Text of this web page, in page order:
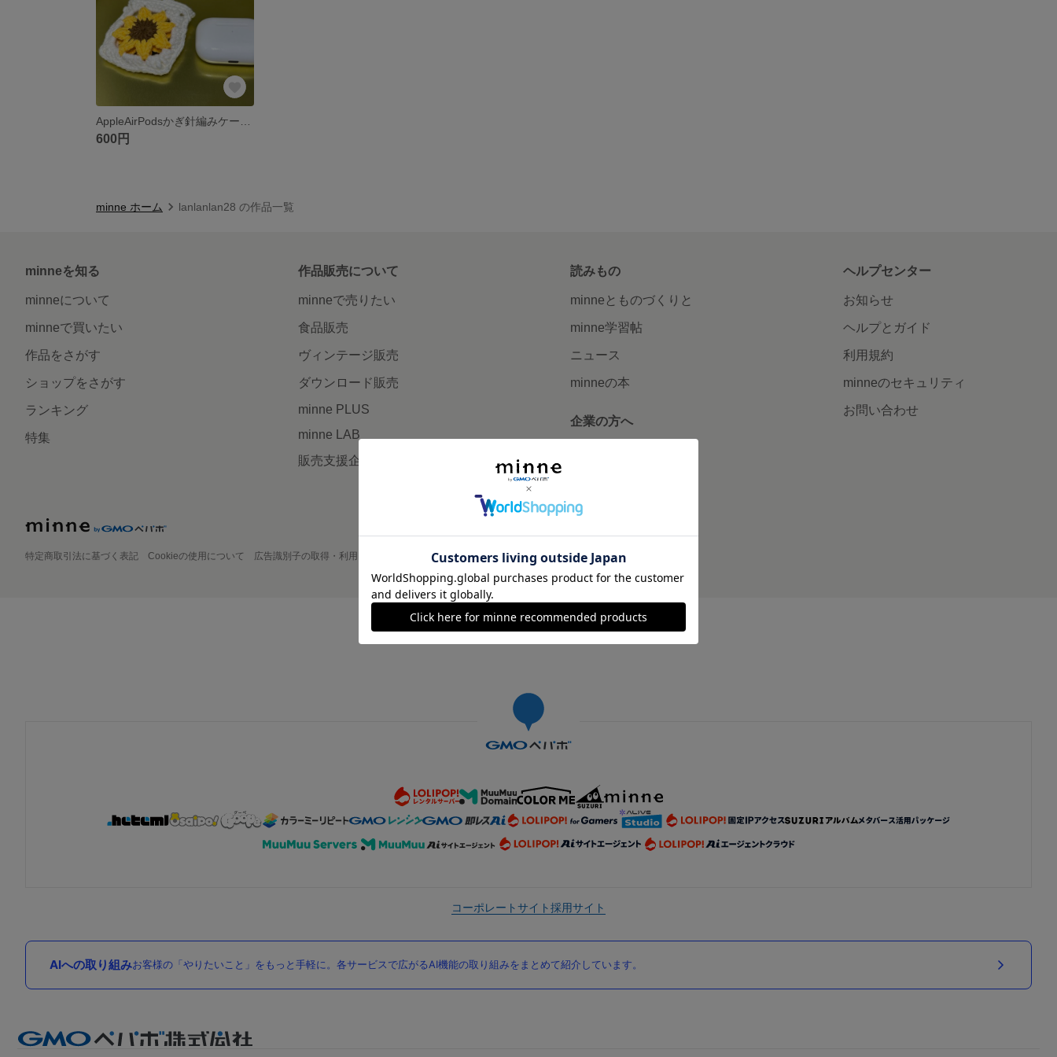
600円
minne ホーム lanlanlan28 の作品一覧
minneを知る
minneについて
minneで買いたい
作品をさがす
ショップをさがす
ランキング
特集
作品販売について
minneで売りたい
食品販売
ヴィンテージ販売
ダウンロード販売
minne PLUS
minne LAB
販売支援企画・イベント
読みもの
minneとものづくりと
minne学習帖
ニュース
minneの本
企業の方へ
ヘルプセンター
お知らせ
ヘルプとガイド
利用規約
minneのセキュリティ
お問い合わせ
特定商取引法に基づく表記 Cookieの使用について 広告識別子の取得・利用 プライバシーポリシー 会社概要 採用情報 メディアキット
©GMO Pepabo, Inc. All rights reserved.
コーポレートサイト採用サイト
AIへの取り組みお客様の「やりたいこと」をもっと手軽に。各サービスで広がるAI機能の取り組みをまとめて紹介しています。